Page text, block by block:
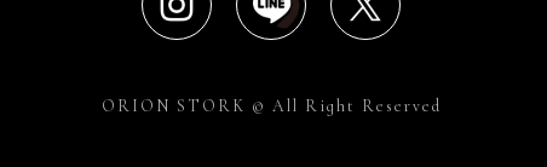
ORION STORK © All Right Reserved